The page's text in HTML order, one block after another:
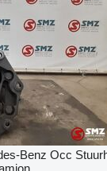
Benz Occ